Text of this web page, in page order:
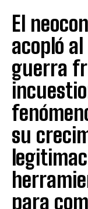
El
acopló
guerra
su
para